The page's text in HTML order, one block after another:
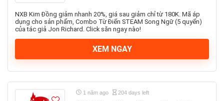
NXB Kim Đồng giảm nhanh 20%, giá sau giảm chỉ từ 180K. Mã áp
dụng cho sản phẩm, Combo Từ Điển STEAM Song Ngữ (5 quyển)
của tác giả Jon Richard. Click săn ngay nào!
XEM NGAY
1 năm ago 204 days left